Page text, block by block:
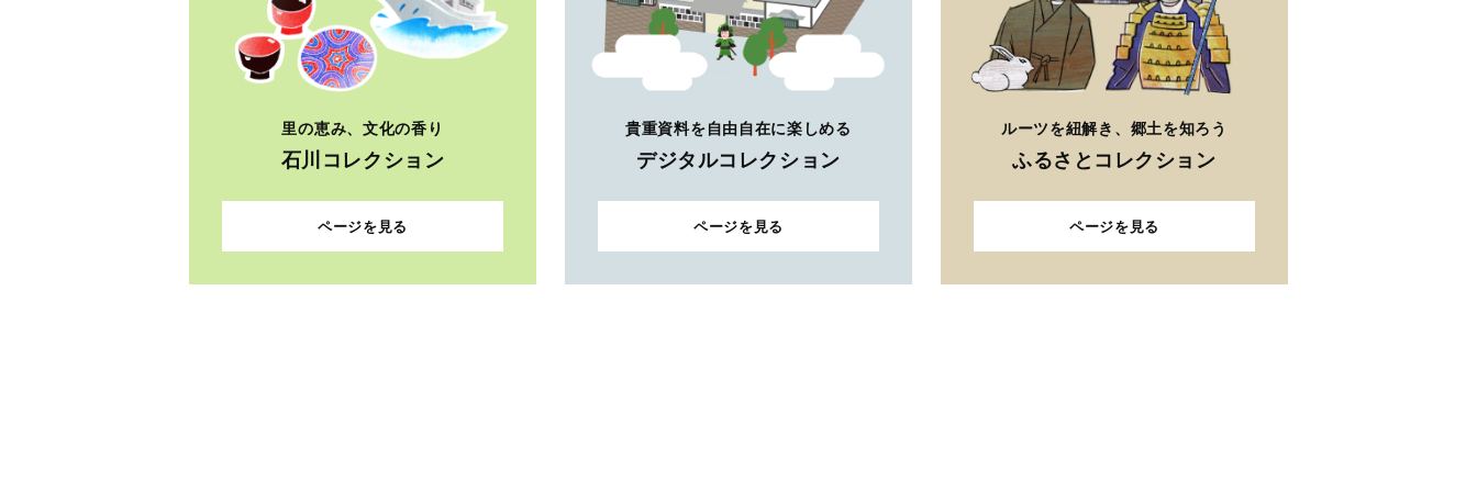
里の恵み、文化の香り
石川コレクション
ページを見る
貴重資料を自由自在に楽しめる
デジタルコレクション
ページを見る
ルーツを紐解き、郷土を知ろう
ふるさとコレクション
ページを見る